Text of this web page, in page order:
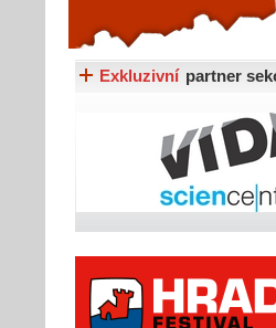
Exkluzivní partner